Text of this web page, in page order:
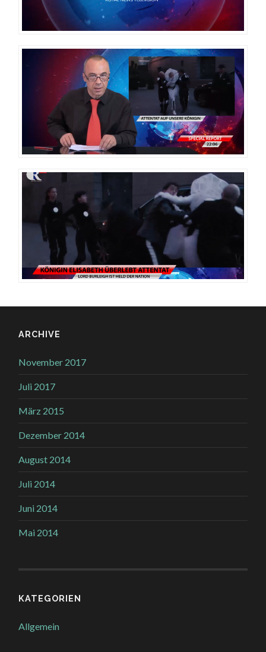
ARCHIVE
November 2017
Juli 2017
März 2015
Dezember 2014
August 2014
Juli 2014
Juni 2014
Mai 2014
KATEGORIEN
Allgemein